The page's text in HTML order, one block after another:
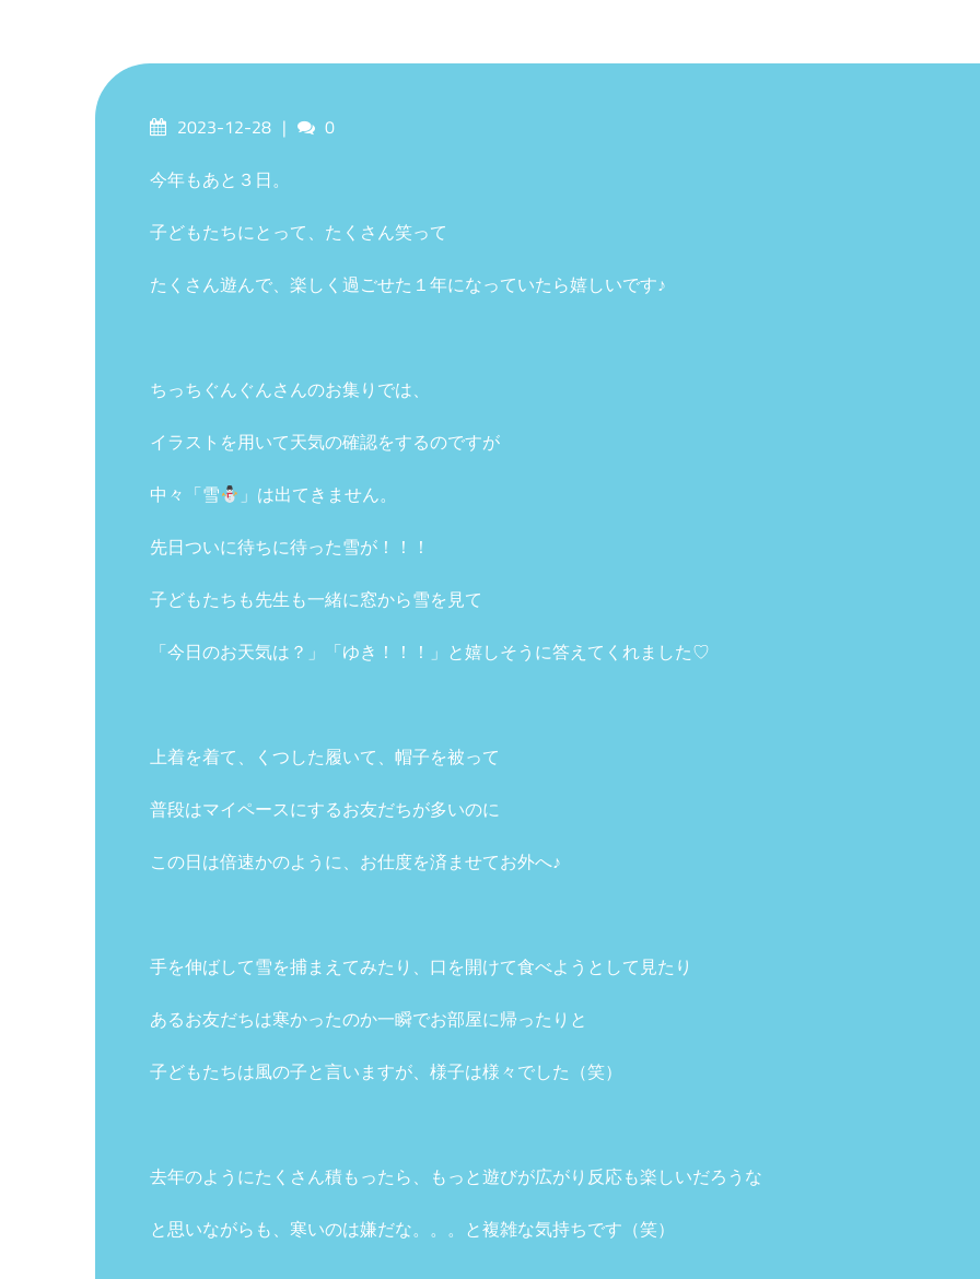
Posted2023-12-28 Comments
0
今年もあと３日。
子どもたちにとって、たくさん笑って
たくさん遊んで、楽しく過ごせた１年になっていたら嬉しいです♪
ちっちぐんぐんさんのお集りでは、
イラストを用いて天気の確認をするのですが
中々「雪
」は出てきません。
先日ついに待ちに待った雪が！！！
子どもたちも先生も一緒に窓から雪を見て
「今日のお天気は？」「ゆき！！！」と嬉しそうに答えてくれました♡
上着を着て、くつした履いて、帽子を被って
普段はマイペースにするお友だちが多いのに
この日は倍速かのように、お仕度を済ませてお外へ♪
手を伸ばして雪を捕まえてみたり、口を開けて食べようとして見たり
あるお友だちは寒かったのか一瞬でお部屋に帰ったりと
子どもたちは風の子と言いますが、様子は様々でした（笑）
去年のようにたくさん積もったら、もっと遊びが広がり反応も楽しいだろうな
と思いながらも、寒いのは嫌だな。。。と複雑な気持ちです（笑）